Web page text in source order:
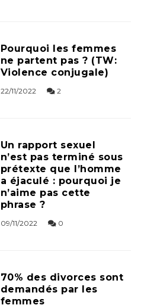
Pourquoi les femmes
ne partent pas ? (TW:
Violence conjugale)
22/11/2022 2
Un rapport sexuel
n’est pas terminé sous
prétexte que l’homme
a éjaculé : pourquoi je
n’aime pas cette
phrase ?
09/11/2022 0
70% des divorces sont
demandés par les
femmes